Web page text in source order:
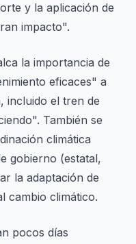
y la aplicación de
impacto".
la importancia de
eficaces" a
incluido el tren de
También se
climática
gobierno (estatal,
la adaptación de
cambio climático.
pocos días